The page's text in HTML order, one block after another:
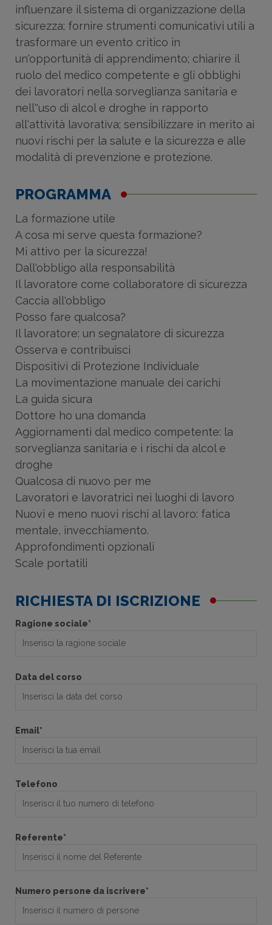
influenzare il sistema di organizzazione della
sicurezza; fornire strumenti comunicativi utili a
trasformare un evento critico in
un'opportunità di apprendimento; chiarire il
ruolo del medico competente e gli obblighi
dei lavoratori nella sorveglianza sanitaria e
nell''uso di alcol e droghe in rapporto
all'attività lavorativa; sensibilizzare in merito ai
nuovi rischi per la salute e la sicurezza e alle
modalità di prevenzione e protezione.
PROGRAMMA
La formazione utile
A cosa mi serve questa formazione?
Mi attivo per la sicurezza!
Dall'obbligo alla responsabilità
Il lavoratore come collaboratore di sicurezza
Caccia all'obbligo
Posso fare qualcosa?
Il lavoratore: un segnalatore di sicurezza
Osserva e contribuisci
Dispositivi di Protezione Individuale
La movimentazione manuale dei carichi
La guida sicura
Dottore ho una domanda
Aggiornamenti dal medico competente: la
sorveglianza sanitaria e i rischi da alcol e
droghe
Qualcosa di nuovo per me
Lavoratori e lavoratrici nei luoghi di lavoro
Nuovi e meno nuovi rischi al lavoro: fatica
mentale, invecchiamento.
Approfondimenti opzionali
Scale portatili
RICHIESTA DI ISCRIZIONE
Ragione sociale*
Data del corso
Email*
Telefono
Referente*
Numero persone da iscrivere*